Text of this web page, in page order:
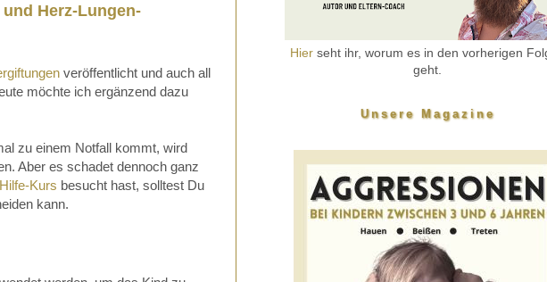
Herz-Lungen-
veröffentlicht und auch all
möchte ich ergänzend dazu
zu einem Notfall kommt, wird
Aber es schadet dennoch ganz
Kurs besucht hast, solltest Du
kann.
Hierseht ihr, worum es in den vorherigen
geht.
Unsere Magazine